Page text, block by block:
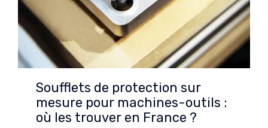
Soufflets de protection sur
mesure pour machines-outils :
où les trouver en France ?